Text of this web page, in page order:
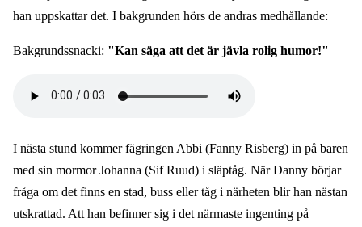
han uppskattar det. I bakgrunden hörs de andras medhållande:
Bakgrundssnacki: "Kan säga att det är jävla rolig humor!"
I nästa stund kommer fägringen Abbi (Fanny Risberg) in på baren
med sin mormor Johanna (Sif Ruud) i släptåg. När Danny börjar
fråga om det finns en stad, buss eller tåg i närheten blir han nästan
utskrattad. Att han befinner sig i det närmaste ingenting på